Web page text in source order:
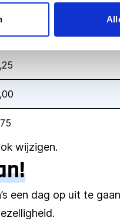
wijzigen.
een dag op uit te